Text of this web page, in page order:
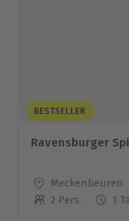
BESTSELLER
Ravensburger
Standort
Meckenbeuren
Anzahl der
2 Pers. 1